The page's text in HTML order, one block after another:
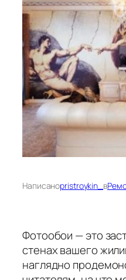
Написаноpristroykin_ в
Фотообои — это
стенах вашего
наглядно